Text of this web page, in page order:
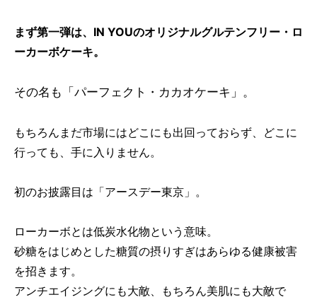
まず第一弾は、IN YOUのオリジナルグルテンフリー・ロ
ーカーボケーキ。
その名も「パーフェクト・カカオケーキ」。
もちろんまだ市場にはどこにも出回っておらず、どこに
行っても、手に入りません。
初のお披露目は「アースデー東京」。
ローカーボとは低炭水化物という意味。
砂糖をはじめとした糖質の摂りすぎはあらゆる健康被害
を招きます。
アンチエイジングにも大敵、もちろん美肌にも大敵で